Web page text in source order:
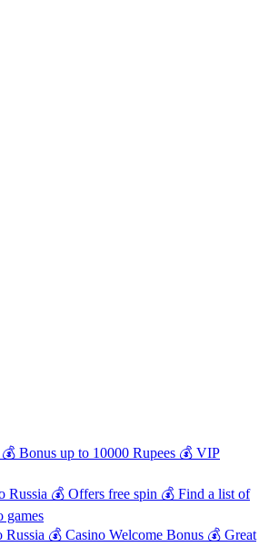
Bonus up to 10000 Rupees 💰 VIP
Russia 💰 Offers free spin 💰 Find a list of
games
💰 Casino Welcome Bonus 💰 Great